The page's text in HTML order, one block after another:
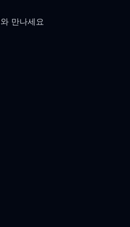
만나세요